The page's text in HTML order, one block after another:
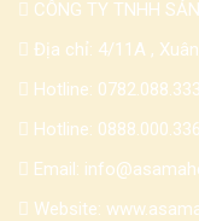
CÔNG TY TNHH
Địa chỉ: 4/11A ,
Hotline: 0782.088.333
Hotline: 0888.000.336
Email:
Website: